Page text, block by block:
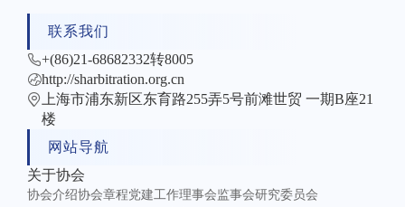
联系我们
+(86)21-68682332转8005
http://sharbitration.org.cn
上海市浦东新区东育路255弄5号前滩世贸 一期B座21
楼
网站导航
关于协会
协会介绍协会章程党建工作理事会监事会研究委员会